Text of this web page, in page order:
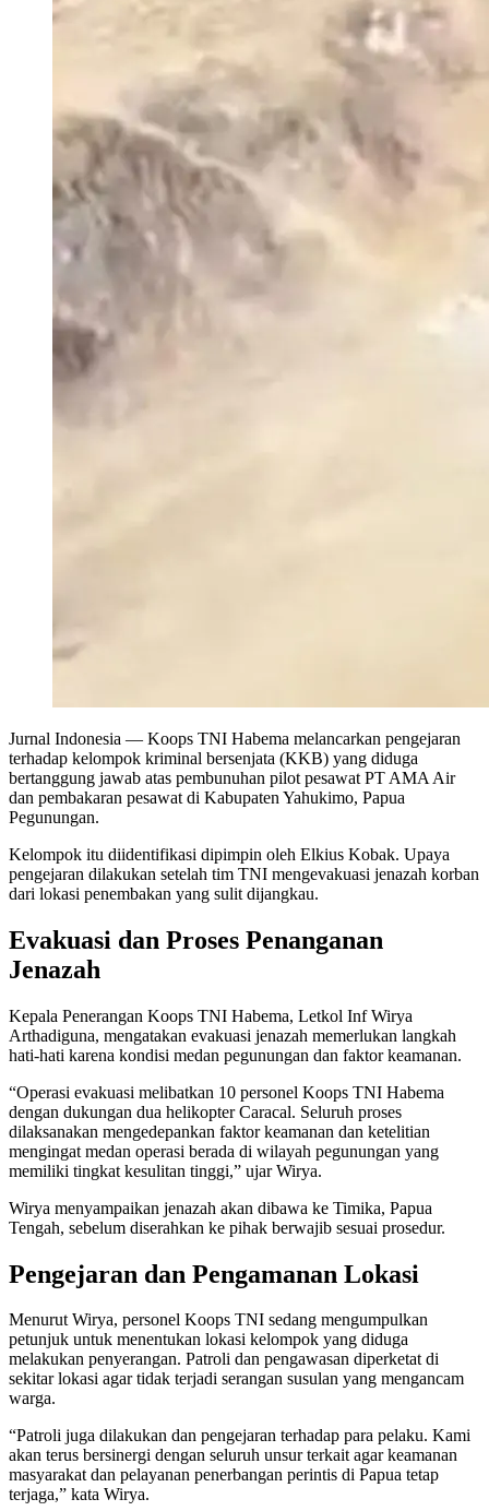
Jurnal Indonesia — Koops TNI Habema melancarkan pengejaran
terhadap kelompok kriminal bersenjata (KKB) yang diduga
bertanggung jawab atas pembunuhan pilot pesawat PT AMA Air
dan pembakaran pesawat di Kabupaten Yahukimo, Papua
Pegunungan.
Kelompok itu diidentifikasi dipimpin oleh Elkius Kobak. Upaya
pengejaran dilakukan setelah tim TNI mengevakuasi jenazah korban
dari lokasi penembakan yang sulit dijangkau.
Evakuasi dan Proses Penanganan
Jenazah
Kepala Penerangan Koops TNI Habema, Letkol Inf Wirya
Arthadiguna, mengatakan evakuasi jenazah memerlukan langkah
hati-hati karena kondisi medan pegunungan dan faktor keamanan.
“Operasi evakuasi melibatkan 10 personel Koops TNI Habema
dengan dukungan dua helikopter Caracal. Seluruh proses
dilaksanakan mengedepankan faktor keamanan dan ketelitian
mengingat medan operasi berada di wilayah pegunungan yang
memiliki tingkat kesulitan tinggi,” ujar Wirya.
Wirya menyampaikan jenazah akan dibawa ke Timika, Papua
Tengah, sebelum diserahkan ke pihak berwajib sesuai prosedur.
Pengejaran dan Pengamanan Lokasi
Menurut Wirya, personel Koops TNI sedang mengumpulkan
petunjuk untuk menentukan lokasi kelompok yang diduga
melakukan penyerangan. Patroli dan pengawasan diperketat di
sekitar lokasi agar tidak terjadi serangan susulan yang mengancam
warga.
“Patroli juga dilakukan dan pengejaran terhadap para pelaku. Kami
akan terus bersinergi dengan seluruh unsur terkait agar keamanan
masyarakat dan pelayanan penerbangan perintis di Papua tetap
terjaga,” kata Wirya.